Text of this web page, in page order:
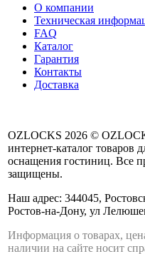
О компании
Техническая
FAQ
Каталог
Гарантия
Контакты
Доставка
OZLOCKS 2026 ©
интернет-каталог товаров
оснащения гостиниц. Все
защищены.
Наш адрес: 344045,
Ростов-на-Дону, ул
Информация о товарах,
наличии на сайте носит